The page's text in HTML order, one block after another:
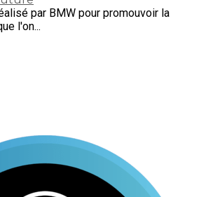
par BMW pour promouvoir la
l'on...